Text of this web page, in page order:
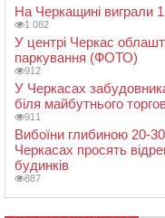
На Черкащині виграли
1 082
У центрі Черкас
паркування (ФОТО)
912
У Черкасах
біля майбутнього
911
Вибоїни глибиною 20-
Черкасах просять
будинків
887